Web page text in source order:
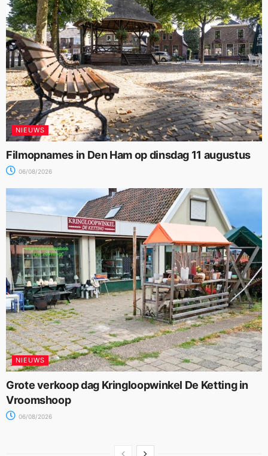
NIEUWS
Filmopnames in Den Ham op dinsdag 11 augustus
06/08/2026
NIEUWS
Grote verkoop dag Kringloopwinkel De Ketting in
Vroomshoop
06/08/2026